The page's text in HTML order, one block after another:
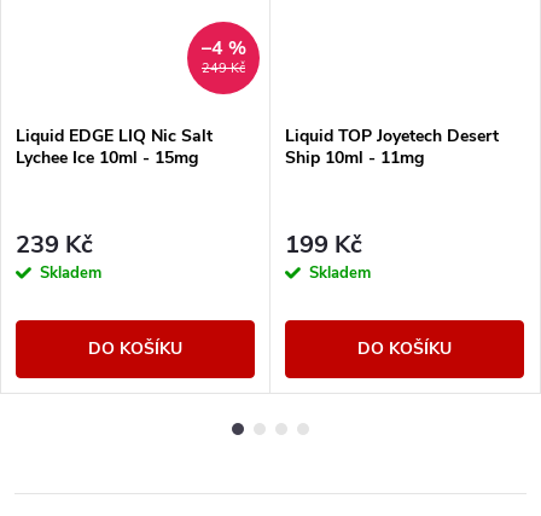
249 Kč
–4 %
Liquid EDGE LIQ Nic Salt
Lychee Ice 10ml - 15mg
239 Kč
Skladem
DO KOŠÍKU
Liquid TOP Joyetech Desert
Ship 10ml - 11mg
199 Kč
Skladem
DO KOŠÍKU